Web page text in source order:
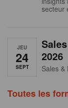
secteur
JEU
24
SEPT
2026
Sales &
Toutes les